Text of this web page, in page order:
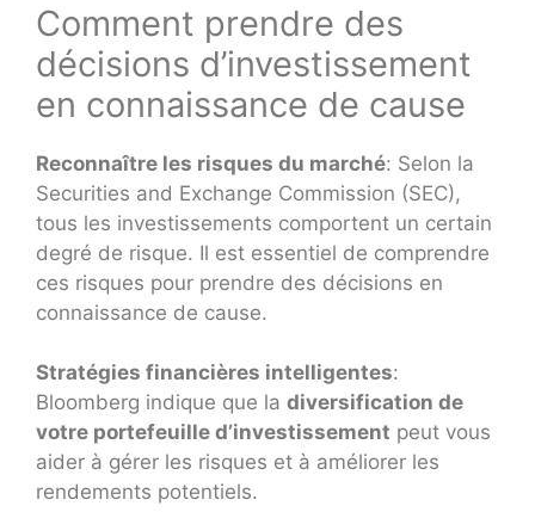
Comment prendre des
décisions d’investissement
en connaissance de cause
Reconnaître les risques du marché: Selon la
Securities and Exchange Commission (SEC),
tous les investissements comportent un certain
degré de risque. Il est essentiel de comprendre
ces risques pour prendre des décisions en
connaissance de cause.
Stratégies financières intelligentes:
Bloomberg indique que la diversification de
votre portefeuille d’investissement peut vous
aider à gérer les risques et à améliorer les
rendements potentiels.